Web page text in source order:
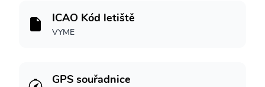
ICAO Kód letiště
VYME
GPS souřadnice